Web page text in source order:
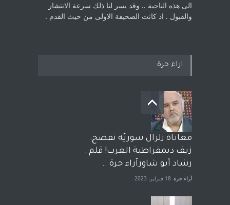
الى هذه الناحية .. وقد يسر لنا ذلك سرعة الانتشار
والقبول . اذ كانت ‏الصحيفة الاولى من حيث القدم . ‏
اراء حرة
معاناة زلزال سوريّة تفضح:
زيف ديمقراطية الغرب! قلم :
رشاد أبو شاورآراء حرة ..
آراء حرة 18 فبراير، 2023